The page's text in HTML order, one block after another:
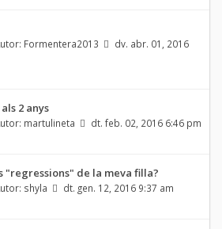
Formentera2013
dv. abr. 01, 2016
2 anys
martulineta
dt. feb. 02, 2016 6:46 pm
"regressions" de la meva filla?
shyla
dt. gen. 12, 2016 9:37 am